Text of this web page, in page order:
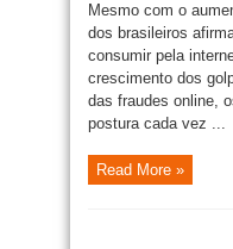
Mesmo com o
dos brasileiros
consumir pela
crescimento dos
das fraudes online,
postura cada vez ...
Read More »